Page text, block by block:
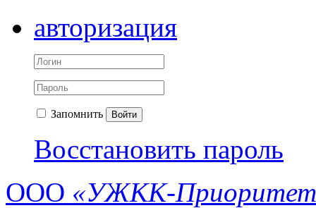
авторизация
Запомнить Войти
Восстановить пароль
ООО «УЖКК-